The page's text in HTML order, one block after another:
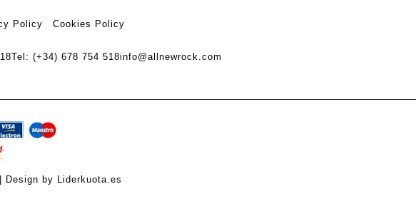
Policy Cookies Policy
Tel: (+34) 678 754 518info@allnewrock.com
Design by Liderkuota.es